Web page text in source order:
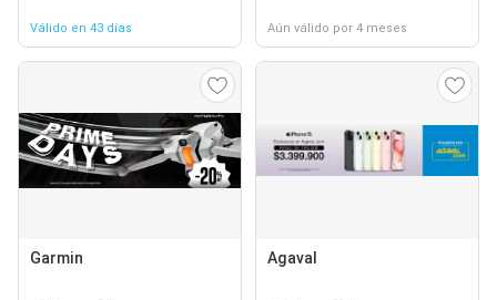
Válido en 43 días Aún válido por 4 meses
Garmin Agaval